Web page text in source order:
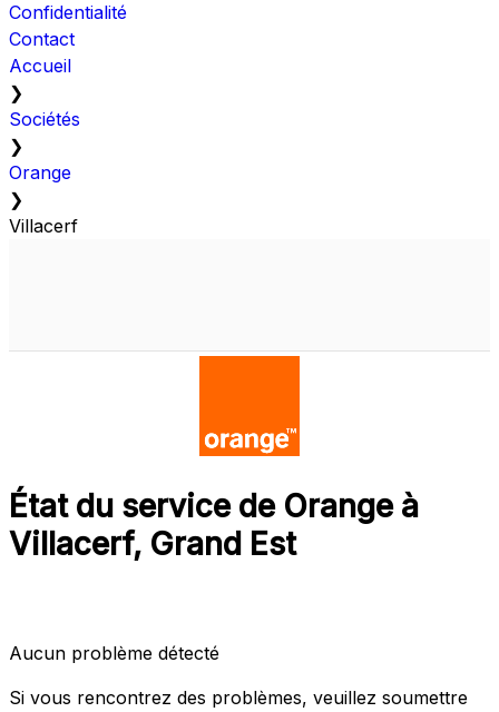
Confidentialité
Contact
Accueil
❯
Sociétés
❯
Orange
❯
Villacerf
État du service de Orange à
Villacerf, Grand Est
Aucun problème détecté
Si vous rencontrez des problèmes, veuillez soumettre